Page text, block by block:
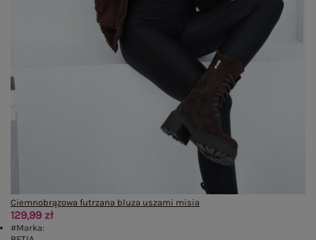
Ciemnobrązowa futrzana bluza uszami misia
129,99 zł
#Marka: